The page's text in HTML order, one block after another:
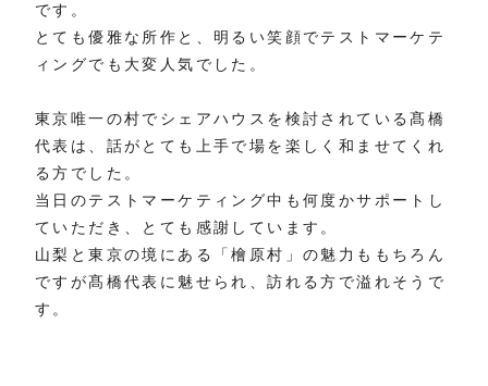
です。
とても優雅な所作と、明るい笑顔でテストマーケテ
ィングでも大変人気でした。
東京唯一の村でシェアハウスを検討されている髙橋
代表は、話がとても上手で場を楽しく和ませてくれ
る方でした。
当日のテストマーケティング中も何度かサポートし
ていただき、とても感謝しています。
山梨と東京の境にある「檜原村」の魅力ももちろん
ですが髙橋代表に魅せられ、訪れる方で溢れそうで
す。